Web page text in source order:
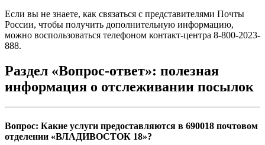
Если вы не знаете, как связаться с представителями Почты
России, чтобы получить дополнительную информацию,
можно воспользоваться телефоном контакт-центра 8-800-2023-
888.
Раздел «Вопрос-ответ»: полезная
информация о отслеживании посылок
Вопрос: Какие услуги предоставляются в 690018 почтовом
отделении «ВЛАДИВОСТОК 18»?